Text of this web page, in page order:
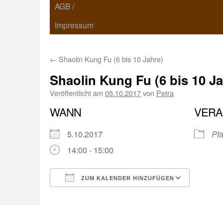
AGB /
Impressum
← Shaolin Kung Fu (6 bis 10 Jahre)
Shaolin Kung Fu (6 bis 10
Veröffentlicht am 05.10.2017von Petra
WANN
5.10.2017
14:00 - 15:00
ZUM KALENDER HINZUFÜGEN